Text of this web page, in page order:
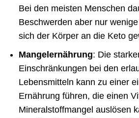
Bei den meisten Menschen
Beschwerden aber nur
sich der Körper an die Keto
Mangelernährung: Die
Einschränkungen bei den
Lebensmitteln kann zu einer
Ernährung führen, die einen
Mineralstoffmangel auslösen